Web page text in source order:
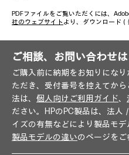
PDFファイルをご覧いただくには、
社のウェブサイト より、ダウンロード（
ご相談、お問い合わせ
ご購入前に納期をお知りにな
ただき、受付番号を控えてか
法は、 個人向けご利用ガイド、
ださい。HPのPC製品は、法人
イズの有無などにより製品モ
製品モデルの違いのページをご